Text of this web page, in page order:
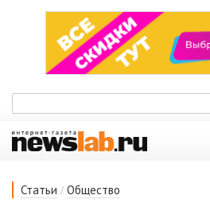
Статьи / Общество